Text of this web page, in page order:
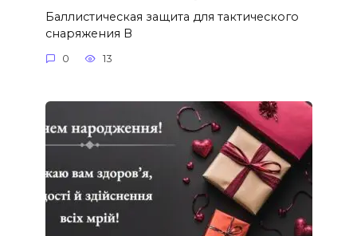
Баллистическая защита для тактического
снаряжения В
0 13